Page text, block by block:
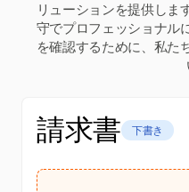
リューションを提供しま
守でプロフェッショナル
を確認するために、私た
請求書 下書き